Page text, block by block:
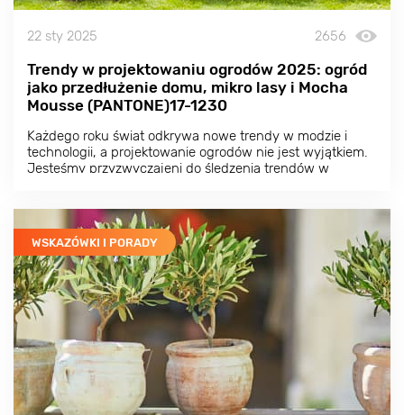
22 sty 2025 2656
Trendy w projektowaniu ogrodów 2025: ogród
jako przedłużenie domu, mikro lasy i Mocha
Mousse (PANTONE)17-1230
Każdego roku świat odkrywa nowe trendy w modzie i
technologii, a projektowanie ogrodów nie jest wyjątkiem.
Jesteśmy przyzwyczajeni do śledzenia trendów w
WSKAZÓWKI I PORADY